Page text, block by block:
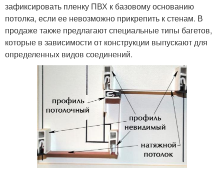
зафиксировать пленку ПВХ к базовому основанию
потолка, если ее невозможно прикрепить к стенам. В
продаже также предлагают специальные типы багетов,
которые в зависимости от конструкции выпускают для
определенных видов соединений.